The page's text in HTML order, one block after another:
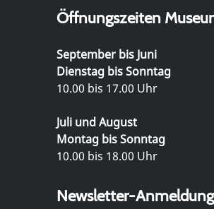
Öffnungszeiten
September bis Juni
Dienstag bis Sonntag
10.00 bis 17.00 Uhr
Juli und August
Montag bis Sonntag
10.00 bis 18.00 Uhr
Newsletter-Anmeldung